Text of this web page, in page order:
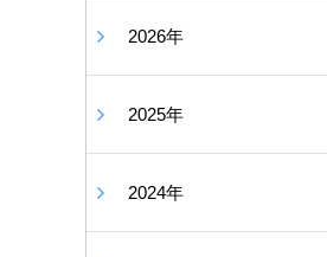
2026年
2025年
2024年